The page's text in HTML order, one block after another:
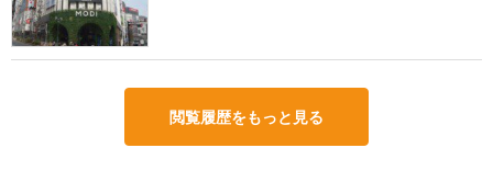
閲覧履歴をもっと見る